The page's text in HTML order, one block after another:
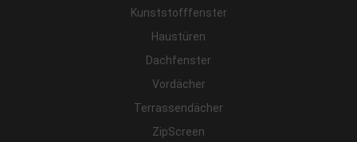
Kunststofffenster
Haustüren
Dachfenster
Vordächer
Terrassendächer
ZipScreen